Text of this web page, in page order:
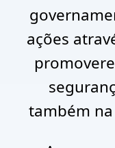
ações
também